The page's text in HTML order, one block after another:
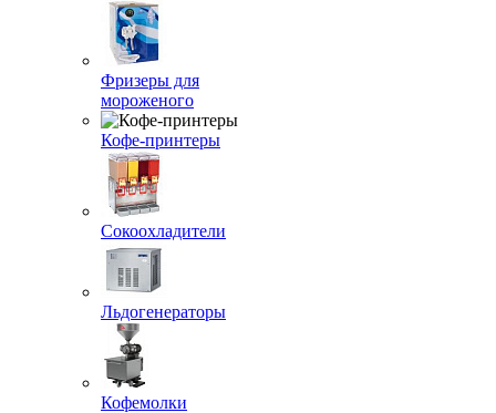
Фризеры для
мороженого
Кофе-принтеры
Сокоохладители
Льдогенераторы
Кофемолки